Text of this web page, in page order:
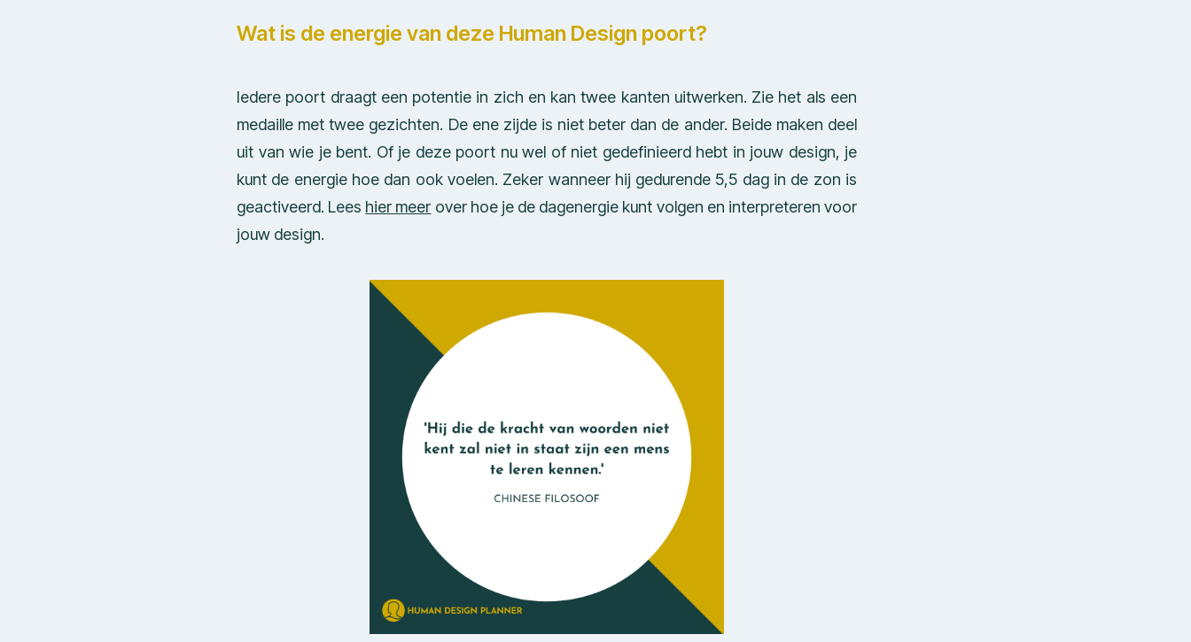
Wat is de energie van deze Human Design poort?
Iedere poort draagt een potentie in zich en kan twee kanten uitwerken. Zie het als een
medaille met twee gezichten. De ene zijde is niet beter dan de ander. Beide maken deel
uit van wie je bent. Of je deze poort nu wel of niet gedefinieerd hebt in jouw design, je
kunt de energie hoe dan ook voelen. Zeker wanneer hij gedurende 5,5 dag in de zon is
geactiveerd. Lees hier meer over hoe je de dagenergie kunt volgen en interpreteren voor
jouw design.